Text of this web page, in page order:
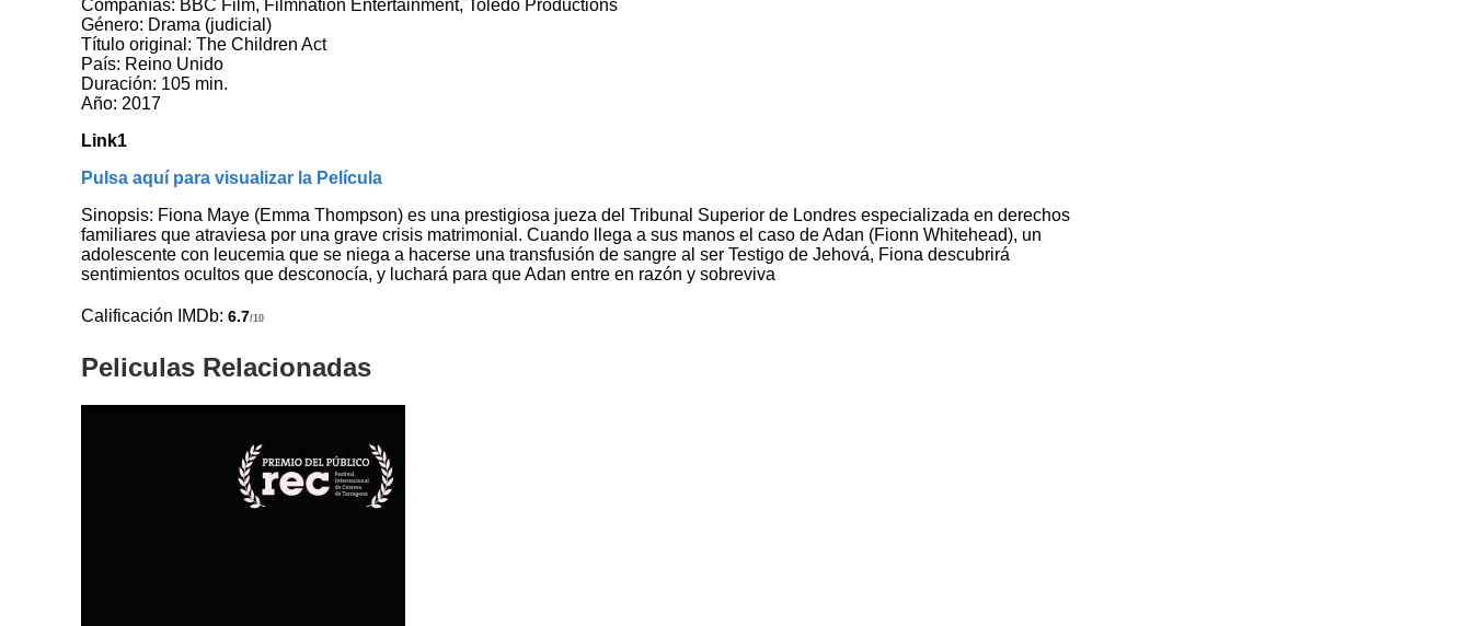
Compañías: BBC Film, Filmnation Entertainment, Toledo Productions
Género: Drama (judicial)
Título original: The Children Act
País: Reino Unido
Duración: 105 min.
Año: 2017
Link1
Pulsa aquí para visualizar la Película
Sinopsis: Fiona Maye (Emma Thompson) es una prestigiosa jueza del Tribunal Superior de Londres especializada en derechos
familiares que atraviesa por una grave crisis matrimonial. Cuando llega a sus manos el caso de Adan (Fionn Whitehead), un
adolescente con leucemia que se niega a hacerse una transfusión de sangre al ser Testigo de Jehová, Fiona descubrirá
sentimientos ocultos que desconocía, y luchará para que Adan entre en razón y sobreviva
Calificación IMDb:6.7/10
Peliculas Relacionadas